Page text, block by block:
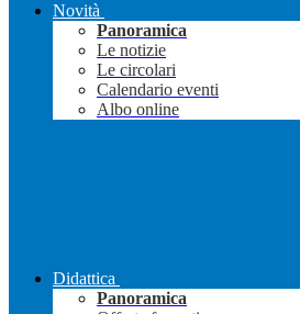
Novità
Panoramica
Le notizie
Le circolari
Calendario eventi
Albo online
Didattica
Panoramica